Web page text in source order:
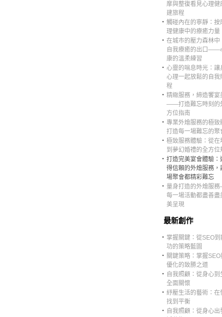
摩與整復看見心理健
建旅程
‧ 觸碰內在的寧靜：按
理健康中的療癒力量
‧ 在城市的壓力森林中
自我療癒的出口——
康的溫柔練習
‧ 心靈的喘息時光：讓
心理一起放鬆的自我
程
‧ 精緻服務，締造饗宴
——打造難忘時刻的
方位指南
‧ 專業外燴服務的極致
打造每一場難忘的聚
‧ 極致服務體驗：從在
到夢幻婚禮的全方位
‧ 打造完美宴會體驗：
得信賴的外燴服務，
場聚會都精彩難忘
‧ 量身打造的外燴服
每一場活動都盡善盡
美呈現
最新創作
‧ 掌握關鍵：從SEO
功的策略藍圖
‧ 關鍵策略：掌握
優化的致勝之道
‧ 自我照顧：從身心到
全面關懷
‧ 紓壓生活的藝術：在
找到平衡
‧ 自我照顧：從身心出